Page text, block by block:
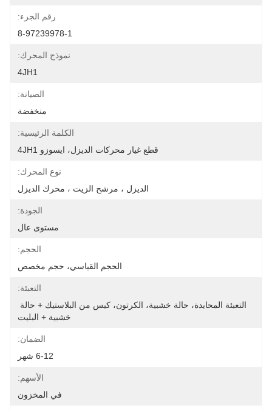
رقم الجزء:
8-97239978-1
نموذج المحرك:
4JH1
الصيانة:
منخفضة
الكلمة الرئيسية:
قطع غيار محركات الديزل، ايسوزو 4JH1
نوع المحرك:
الديزل ، مرشح الزيت ، محرك الديزل
الجودة:
مستوى عال
الحجم:
الحجم القياسي، حجم مخصص
التعبئة:
التعبئة المحايدة، حالة خشبية، الكرتون، كيس من البلاستيك + حالة
خشبية + البليت
الضمان:
6-12 شهر
الأسهم:
في المخزون